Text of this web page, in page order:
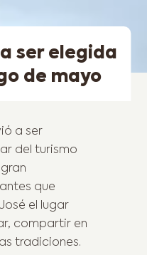
ser elegida
de mayo
a ser
del turismo
que
el lugar
compartir en
tradiciones.